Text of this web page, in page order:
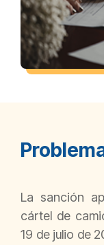
La sanción
cártel de
19 de julio de